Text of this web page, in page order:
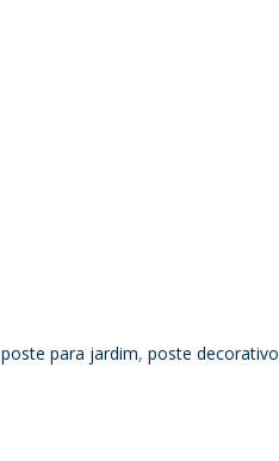
poste para jardim, poste decorativo